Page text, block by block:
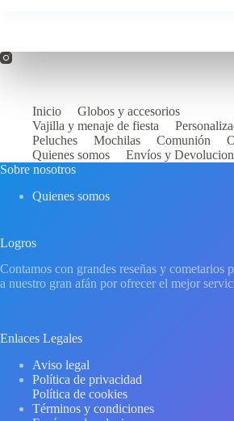
Inicio
Globos y accesorios
Vajilla y menaje de fiesta
Peluches
Mochilas Comunión
Quienes somos
Envíos y
Sobre nosotros
Quienes somos
Logros
Contamos con grandes reseñas y cometarios
a nuestro gran afán por ofrecer el mejor
Enlaces Legales
Aviso legal
Política de privacidad
Política de cookies
Términos y condiciones